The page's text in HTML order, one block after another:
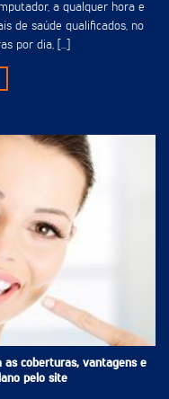
a qualquer hora e
de saúde qualificados, no
por dia, [...]
as coberturas, vantagens e
pelo site